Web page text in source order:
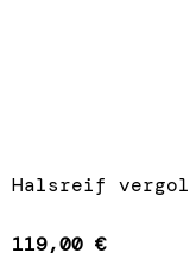
Halsreif
119,00 €